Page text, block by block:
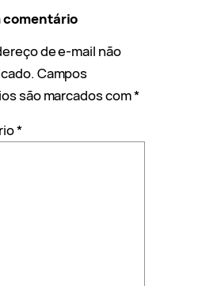
comentário
de e-mail não
Campos
são marcados com*
*